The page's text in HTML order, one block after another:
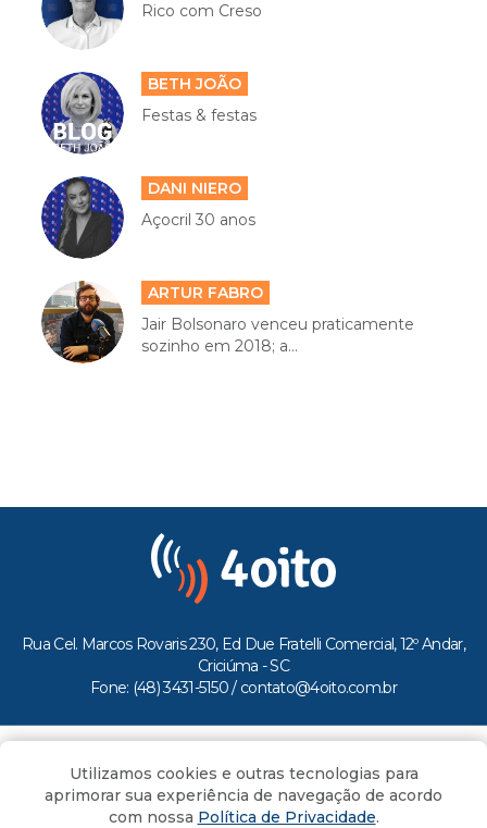
Rico com Creso
BETH JOÃO
Festas & festas
DANI NIERO
Açocril 30 anos
ARTUR FABRO
Jair Bolsonaro venceu praticamente
sozinho em 2018; a...
Rua Cel. Marcos Rovaris 230, Ed Due Fratelli Comercial, 12º Andar,
Criciúma - SC
Fone: (48) 3431-5150 / contato@4oito.com.br
Todos os direitos reservados ao Portal 4oito
Utilizamos cookies e outras tecnologias para
aprimorar sua experiência de navegação de acordo
com nossa Política de Privacidade.